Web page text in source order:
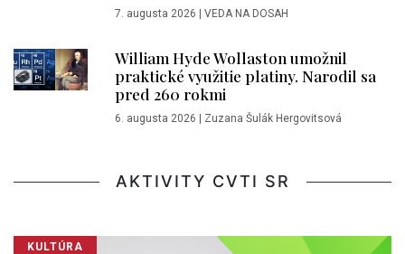
7. augusta 2026 | VEDA NA DOSAH
William Hyde Wollaston umožnil
praktické využitie platiny. Narodil sa
pred 260 rokmi
6. augusta 2026 | Zuzana Šulák Hergovitsová
AKTIVITY CVTI SR
KULTÚRA